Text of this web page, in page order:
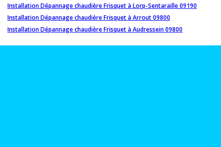
Installation Dépannage chaudière Frisquet à Lorp-Sentaraille 09190
Installation Dépannage chaudière Frisquet à Arrout 09800
Installation Dépannage chaudière Frisquet à Audressein 09800